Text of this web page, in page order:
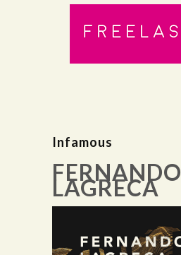
Infamous
FERNANDO
LAGRECA